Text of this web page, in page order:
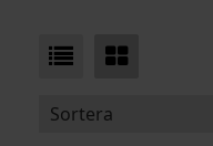
Sortera